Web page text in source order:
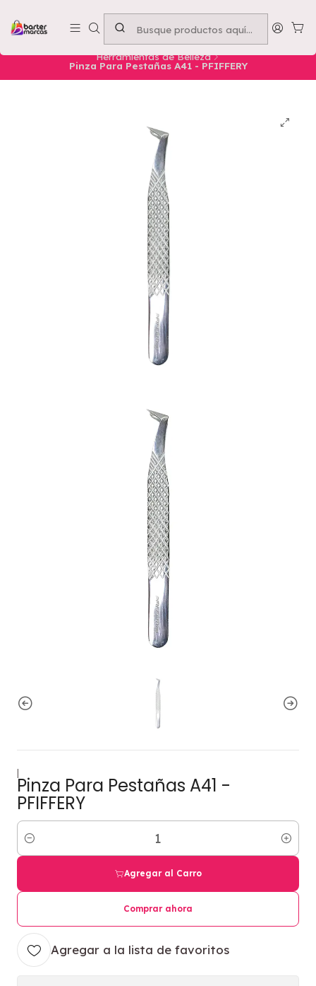
Emprende con nosotros -Compra mínima $50.000
Nuestros Productos Belleza
Herramientas de Belleza
Pinza Para Pestañas A41 - PFIFFERY
|
Pinza Para Pestañas A41 -
PFIFFERY
Cantidad
Agregar al Carro
Comprar ahora
Agregar a la lista de favoritos